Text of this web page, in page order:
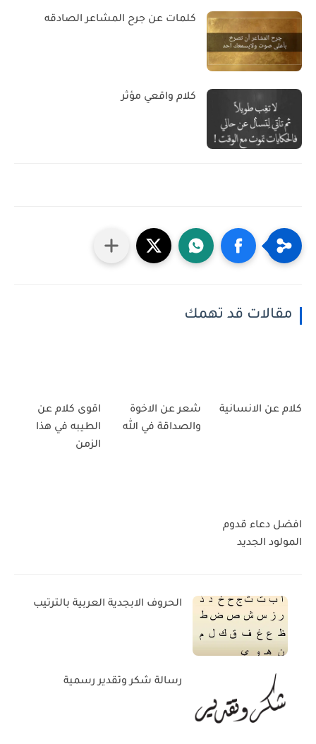
كلمات عن جرح المشاعر الصادقه
كلام واقعي مؤثر
مقالات قد تهمك
كلام عن الانسانية
شعر عن الاخوة
والصداقة في الله
اقوى كلام عن
الطيبه في هذا
الزمن
افضل دعاء قدوم
المولود الجديد
الحروف الابجدية العربية بالترتيب
رسالة شكر وتقدير رسمية